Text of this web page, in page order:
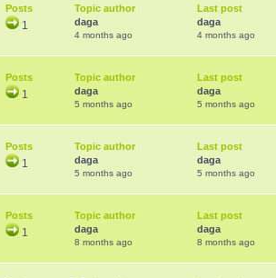
Posts
1
Topic author
daga
4 months ago
Last post
daga
4 months ago
Posts
1
Topic author
daga
5 months ago
Last post
daga
5 months ago
Posts
1
Topic author
daga
5 months ago
Last post
daga
5 months ago
Posts
1
Topic author
daga
8 months ago
Last post
daga
8 months ago